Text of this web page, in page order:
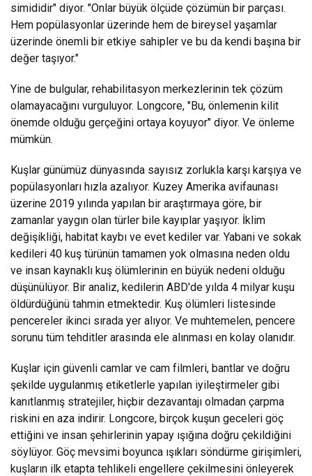
simididir" diyor. "Onlar büyük ölçüde çözümün bir parçası.
Hem popülasyonlar üzerinde hem de bireysel yaşamlar
üzerinde önemli bir etkiye sahipler ve bu da kendi başına bir
değer taşıyor."
Yine de bulgular, rehabilitasyon merkezlerinin tek çözüm
olamayacağını vurguluyor. Longcore, "Bu, önlemenin kilit
önemde olduğu gerçeğini ortaya koyuyor" diyor. Ve önleme
mümkün.
Kuşlar günümüz dünyasında sayısız zorlukla karşı karşıya ve
popülasyonları hızla azalıyor. Kuzey Amerika avifaunası
üzerine 2019 yılında yapılan bir araştırmaya göre, bir
zamanlar yaygın olan türler bile kayıplar yaşıyor. İklim
değişikliği, habitat kaybı ve evet kediler var. Yabani ve sokak
kedileri 40 kuş türünün tamamen yok olmasına neden oldu
ve insan kaynaklı kuş ölümlerinin en büyük nedeni olduğu
düşünülüyor. Bir analiz, kedilerin ABD'de yılda 4 milyar kuşu
öldürdüğünü tahmin etmektedir. Kuş ölümleri listesinde
pencereler ikinci sırada yer alıyor. Ve muhtemelen, pencere
sorunu tüm tehditler arasında ele alınması en kolay olanıdır.
Kuşlar için güvenli camlar ve cam filmleri, bantlar ve doğru
şekilde uygulanmış etiketlerle yapılan iyileştirmeler gibi
kanıtlanmış stratejiler, hiçbir dezavantajı olmadan çarpma
riskini en aza indirir. Longcore, birçok kuşun geceleri göç
ettiğini ve insan şehirlerinin yapay ışığına doğru çekildiğini
söylüyor. Göç mevsimi boyunca ışıkları söndürme girişimleri,
kuşların ilk etapta tehlikeli engellere çekilmesini önleyerek